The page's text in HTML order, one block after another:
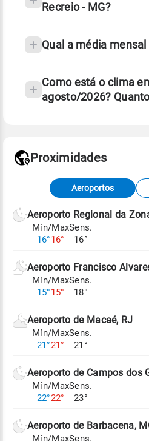
Recreio - MG?
Qual a média
Como está o clima
agosto/2026?
Fonte: dados combinados
meteorológicas e satélite
de Tempo e Estudos
Para obter mais
Proximidades
Aeroportos
Aeroporto Regional da
Mín/Max
16°16°
Sens.
16°
Aeroporto Francisco
Mín/Max
15°15°
Sens.
18°
Aeroporto de Macaé, RJ
Mín/Max
21°21°
Sens.
21°
Aeroporto de Campos dos
Mín/Max
22°22°
Sens.
23°
Aeroporto de Barbacena,